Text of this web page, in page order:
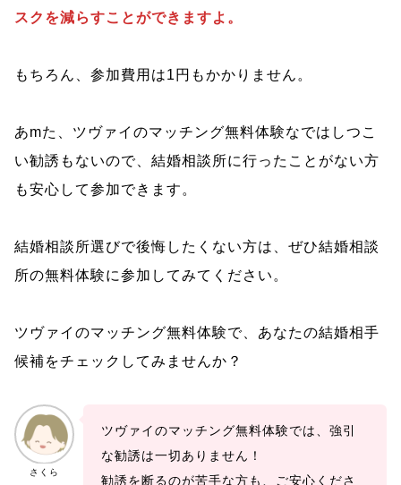
スクを減らすことができますよ。
もちろん、参加費用は1円もかかりません。
あmた、ツヴァイのマッチング無料体験なではしつこ
い勧誘もないので、結婚相談所に行ったことがない方
も安心して参加できます。
結婚相談所選びで後悔したくない方は、ぜひ結婚相談
所の無料体験に参加してみてください。
ツヴァイのマッチング無料体験で、あなたの結婚相手
候補をチェックしてみませんか？
さくら
ツヴァイのマッチング無料体験では、強引
な勧誘は一切ありません！
勧誘を断るのが苦手な方も、ご安心くださ